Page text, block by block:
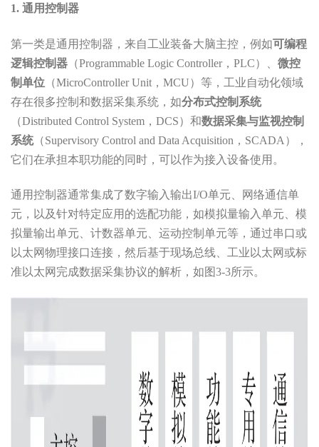
1. 通用控制器
第一类是通用控制器，来自工业装备大脑主控，例如可编程
逻辑控制器 （Programmable Logic Controller，PLC）、 微控
制单位 （MicroController Unit，MCU）等，工业自动化领域
存在很多控制和数据采集系统，如分布式控制系统
（Distributed Control System，DCS）和数据采集与监视控制
系统（Supervisory Control and Data Acquisition，SCADA），
它们在承担本职功能的同时，可以作为接入设备使用。
通用控制器通常集成了数字输入输出I/O单元、网络通信单
元，以及针对特定应用的选配功能，如模拟量输入单元、模
拟量输出单元、计数器单元、运动控制单元等，通过串口或
以太网物理接口连接，然后基于现场总线、工业以太网或标
准以太网完成数据采集协议的解析，如图3-3所示。